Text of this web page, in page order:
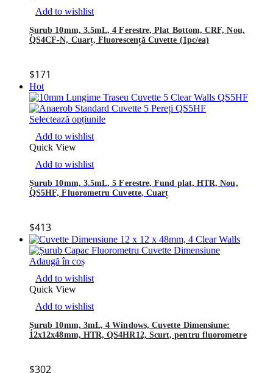
Add to wishlist
Șurub 10mm, 3.5mL, 4 Ferestre, Plat Bottom, CRF, Nou,
QS4CF-N, Cuarț, Fluorescență Cuvette (1pc/ea)
$171
Hot
Selectează opțiunile
Add to wishlist
Quick View
Add to wishlist
Șurub 10mm, 3.5mL, 5 Ferestre, Fund plat, HTR, Nou,
QS5HF, Fluorometru Cuvette, Cuarț
$413
Adaugă în coș
Add to wishlist
Quick View
Add to wishlist
Șurub 10mm, 3mL, 4 Windows, Cuvette Dimensiune:
12x12x48mm, HTR, QS4HR12, Scurt, pentru fluorometre
$302